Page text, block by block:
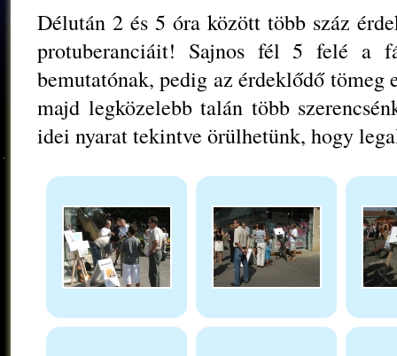
Délután 2 és 5 óra között több száz
protuberanciáit! Sajnos fél 5 felé a
bemutatónak, pedig az érdeklődő tömeg
majd legközelebb talán több
idei nyarat tekintve örülhetünk, hogy